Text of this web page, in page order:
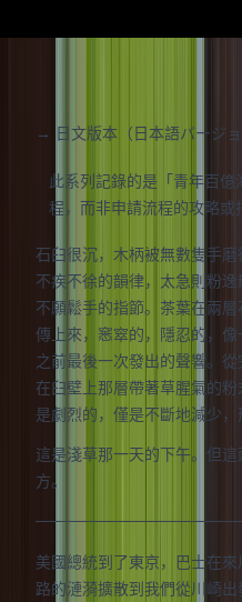
→ 日文版本（日本語バージョ
此系列記錄的是「青年百
程，而非申請流程的攻略或
石臼很沉，木柄被無數隻手
不疾不徐的韻律，太急則粉
不願鬆手的指節。茶葉在兩
傳上來，窸窣的，隱忍的，
之前最後一次發出的聲響。
在臼壁上那層帶著草腥氣的
是劇烈的，僅是不斷地減少，
這是淺草那一天的下午。但
方。
美國總統到了東京，巴士在
路的漣漪擴散到我們從川崎